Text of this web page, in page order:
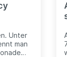
Unter
man